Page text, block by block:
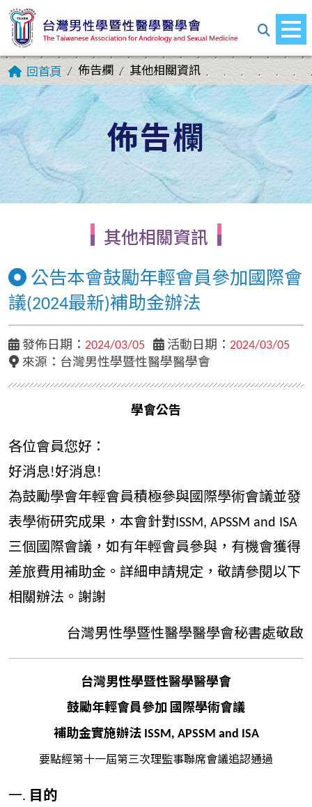
回首頁 佈告欄 其他相關資訊
佈告欄
其他相關資訊
公告本會鼓勵年輕會員參加國際會
議(2024最新)補助金辦法
發佈日期： 2024/03/05 活動日期： 2024/03/05
來源： 台灣男性學暨性醫學醫學會
學會公告
各位會員您好：
好消息!好消息!
為鼓勵學會年輕會員積極參與國際學術會議並發
表學術研究成果，本會針對ISSM, APSSM and ISA
三個國際會議，如有年輕會員參與，有機會獲得
差旅費用補助金。詳細申請規定，敬請參閱以下
相關辦法。謝謝
台灣男性學暨性醫學醫學會秘書處敬啟
台灣男性學暨性醫學醫學會
鼓勵年輕會員參加 國際學術會議
補助金實施辦法 ISSM, APSSM and ISA
要點經第十一屆第三次理監事聯席會議追認通過
目的